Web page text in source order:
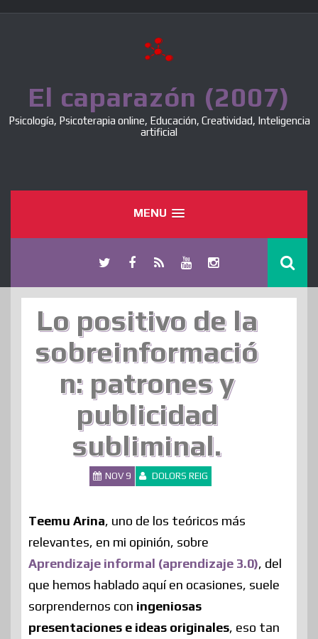
El caparazón (2007)
Psicología, Psicoterapia online, Educación, Creatividad, Inteligencia
artificial
MENU
Lo positivo de la
sobreinformació
n: patrones y
publicidad
subliminal.
NOV 9 DOLORS REIG
Teemu Arina, uno de los teóricos más
relevantes, en mi opinión, sobre
Aprendizaje informal (aprendizaje 3.0), del
que hemos hablado aquí en ocasiones, suele
sorprendernos con ingeniosas
presentaciones e ideas originales, eso tan